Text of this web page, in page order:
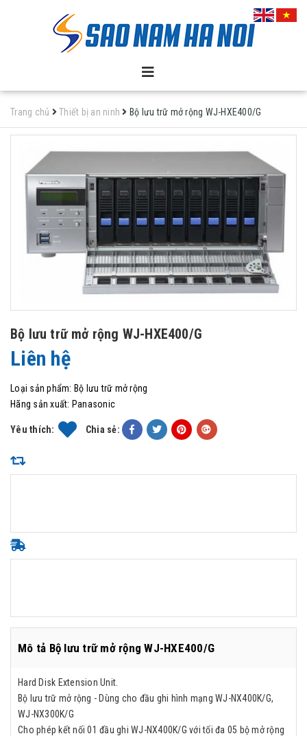
Trang chủ Thiết bị an ninh Bộ lưu trữ mở rộng WJ-HXE400/G
Bộ lưu trữ mở rộng WJ-HXE400/G
Liên hệ
Loại sản phẩm: Bộ lưu trữ mở rộng
Hãng sản xuất: Panasonic
Yêu thích: Chia sẻ:
Mô tả Bộ lưu trữ mở rộng WJ-HXE400/G
Hard Disk Extension Unit.
Bộ lưu trữ mở rộng - Dùng cho đầu ghi hình mạng WJ-NX400K/G,
WJ-NX300K/G
Cho phép kết nối 01 đầu ghi WJ-NX400K/G với tối đa 05 bộ mở rộng